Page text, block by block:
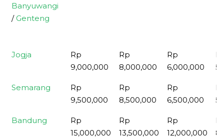
Banyuwangi
/ Genteng
Jogja
Rp
9,000,000
Rp
8,000,000
Rp
6,000,000
Semarang
Rp
9,500,000
Rp
8,500,000
Rp
6,500,000
Bandung
Rp
15,000,000
Rp
13,500,000
Rp
12,000,000